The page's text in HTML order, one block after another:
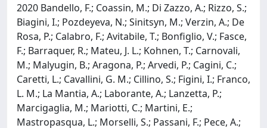
2020 Bandello, F.; Coassin, M.; Di Zazzo, A.; Rizzo, S.;
Biagini, I.; Pozdeyeva, N.; Sinitsyn, M.; Verzin, A.; De
Rosa, P.; Calabro, F.; Avitabile, T.; Bonfiglio, V.; Fasce,
F.; Barraquer, R.; Mateu, J. L.; Kohnen, T.; Carnovali,
M.; Malyugin, B.; Aragona, P.; Arvedi, P.; Cagini, C.;
Caretti, L.; Cavallini, G. M.; Cillino, S.; Figini, I.; Franco,
L. M.; La Mantia, A.; Laborante, A.; Lanzetta, P.;
Marcigaglia, M.; Mariotti, C.; Martini, E.;
Mastropasqua, L.; Morselli, S.; Passani, F.; Pece, A.;